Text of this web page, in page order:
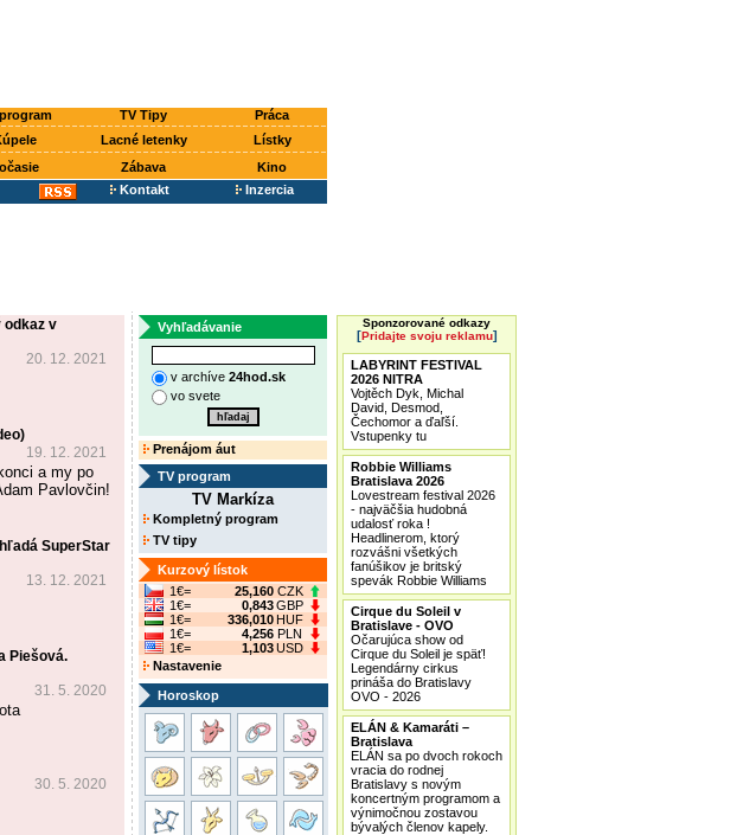
TV Tipy
Práca
Lacné letenky
Lístky
Zábava
Kino
Kontakt Inzercia
odkaz v
20. 12. 2021
19. 12. 2021
a my po
Pavlovčin!
SuperStar
13. 12. 2021
Piešová.
31. 5. 2020
30. 5. 2020
Vyhľadávanie
v archíve 24hod.sk
vo svete
Prenájom áut
TV program
TV Markíza
Kompletný program
TV tipy
Kurzový lístok
1€=
25,160 CZK
1€=
0,843GBP
1€=
336,010HUF
1€=
4,256 PLN
1€=
1,103USD
Nastavenie
Horoskop
Sponzorované odkazy
[Pridajte svoju reklamu]
LABYRINT FESTIVAL
2026 NITRA
Vojtěch Dyk, Michal
David, Desmod,
Čechomor a ďaľší.
Vstupenky tu
Robbie Williams
Bratislava 2026
Lovestream festival 2026
- najväčšia hudobná
udalosť roka !
Headlinerom, ktorý
rozvášni všetkých
fanúšikov je britský
spevák Robbie Williams
Cirque du Soleil v
Bratislave - OVO
Očarujúca show od
Cirque du Soleil je späť!
Legendárny cirkus
prináša do Bratislavy
OVO - 2026
ELÁN & Kamaráti –
Bratislava
ELÁN sa po dvoch rokoch
vracia do rodnej
Bratislavy s novým
koncertným programom a
výnimočnou zostavou
bývalých členov kapely.